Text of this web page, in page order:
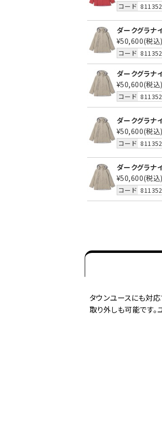
コード
ダークグラナ
¥50,600(税込)
コード
ダークグラナ
¥50,600(税込)
コード
ダークグラナ
¥50,600(税込)
コード
ダークグラナ
¥50,600(税込)
コード
タウンユースにも対
取り外しも可能です。